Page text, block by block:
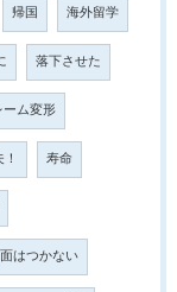
帰国 海外留学
落下させた
ーム変形
寿命
はつかない